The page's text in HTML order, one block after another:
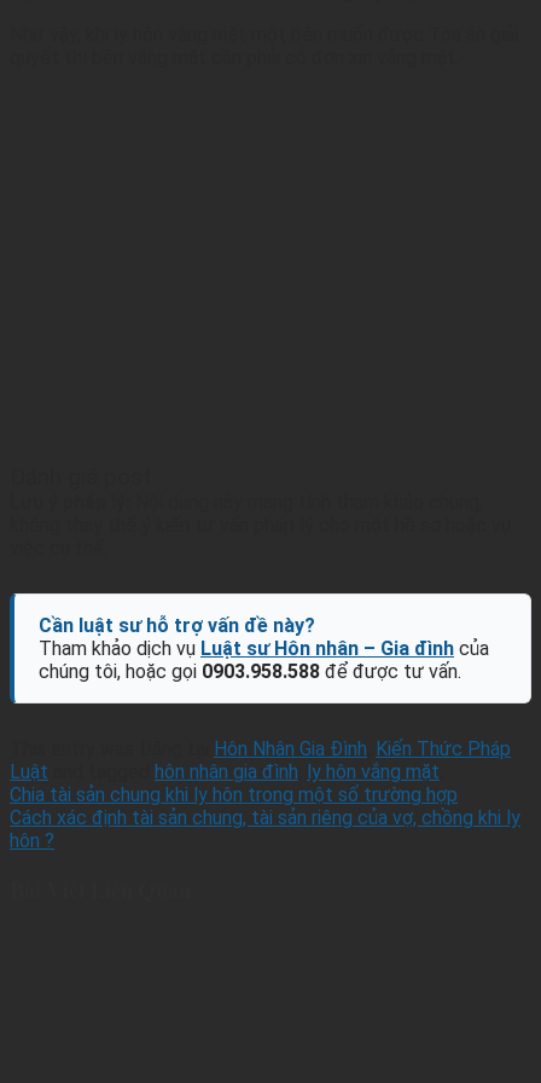
Cần luật sư hỗ trợ vấn đề này?
Tham khảo dịch vụ Luật sư Hôn nhân – Gia đình của
chúng tôi, hoặc gọi 0903.958.588 để được tư vấn.
Hôn Nhân Gia Đình Kiến Thức Pháp
Luật
hôn nhân gia đình ly hôn vắng mặt
Chia tài sản chung khi ly hôn trong một số trường hợp
Cách xác định tài sản chung, tài sản riêng của vợ, chồng khi ly
hôn ?